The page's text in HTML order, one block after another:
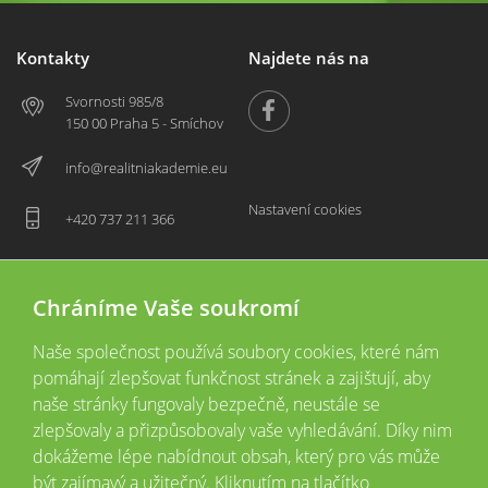
Kontakty
Svornosti 985/8
150 00 Praha 5 - Smíchov
info@realitniakademie.eu
+420 737 211 366
Najdete nás na
Nastavení cookies
2026 © CopyrightVšechna práva vyhrazena
Tyto webové stránky jsou provozovány společností Realitní akademie České
Chráníme Vaše soukromí
Naše společnost používá soubory cookies, které nám
pomáhají zlepšovat funkčnost stránek a zajištují, aby
naše stránky fungovaly bezpečně, neustále se
zlepšovaly a přizpůsobovaly vaše vyhledávání. Díky nim
dokážeme lépe nabídnout obsah, který pro vás může
být zajímavý a užitečný. Kliknutím na tlačítko